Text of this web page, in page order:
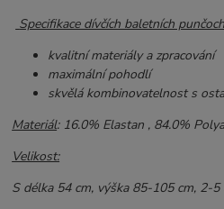
Specifikace dívčích baletních
kvalitní materiály a zpracování
maximální pohodlí
skvělá kombinovatelnost s
Materiál: 16.0% Elastan , 84.0%
Velikost:
S délka 54 cm, výška 85-105 cm, 2-5